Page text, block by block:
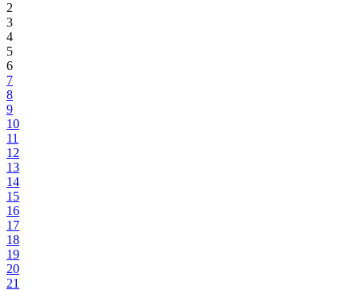
2
3
4
5
6
7
8
9
10
11
12
13
14
15
16
17
18
19
20
21